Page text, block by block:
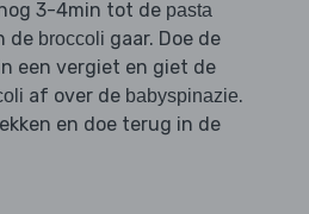
3-4min tot de pasta
de broccoli gaar. Doe de
een vergiet en giet de
af over de babyspinazie.
en doe terug in de